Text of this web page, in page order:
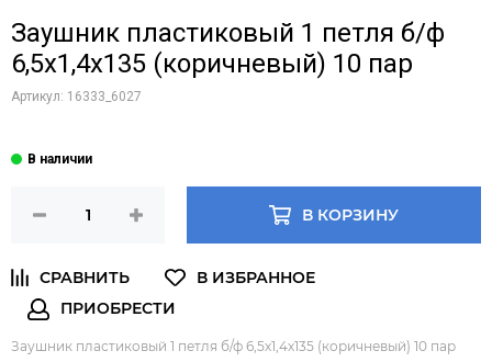
Заушник пластиковый 1 петля б/ф
6,5х1,4х135 (коричневый) 10 пар
Артикул: 16333_6027
В КОРЗИНУ
Заушник пластиковый 1 петля б/ф 6,5х1,4х135 (коричневый) 10 пар